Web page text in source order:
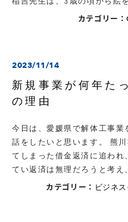
カテゴリー：
2023/11/14
新規事業が何年た
の理由
今日は、愛媛県で解体工事業
話をしたいと思います。 熊
てしまった借金返済に追われ
てい返済は無理だろうと考
カテゴリー： ビジネ